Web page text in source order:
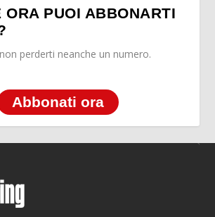
ORA PUOI ABBONARTI
perderti neanche un numero.
Abbonati ora